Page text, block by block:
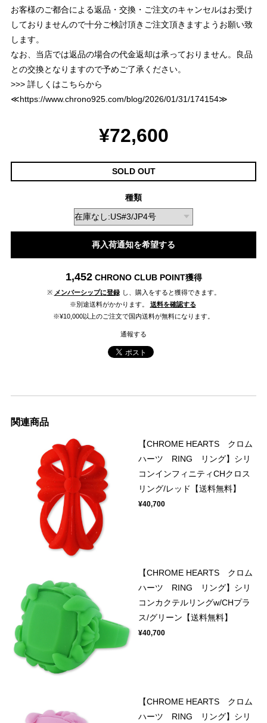
お客様のご都合による返品・交換・ご注文のキャンセルはお受け
しておりませんので十分ご検討頂きご注文頂きますようお願い致
します。
なお、当店では返品の場合の代金返却は承っておりません。良品
との交換となりますので予めご了承ください。
>>> 詳しくはこちらから
≪https://www.chrono925.com/blog/2026/01/31/174154≫
¥72,600
SOLD OUT
種類
再入荷通知を希望する
1,452 CHRONO CLUB POINT獲得
※ メンバーシップに登録 し、購入をすると獲得できます。
※別途送料がかかります。
送料を確認する
※¥10,000以上のご注文で国内送料が無料になります。
通報する
関連商品
【CHROME HEARTS クロム
ハーツ RING リング】シリ
コンインフィニティCHクロス
リング/レッド【送料無料】
¥40,700
【CHROME HEARTS クロム
ハーツ RING リング】シリ
コンカクテルリングw/CHプラ
ス/グリーン【送料無料】
¥40,700
【CHROME HEARTS クロム
ハーツ RING リング】シリ